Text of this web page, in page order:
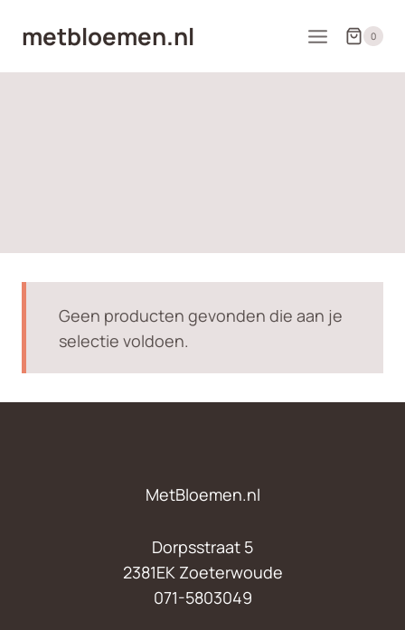
naarmetbloemen.nl 0
Geen producten gevonden die aan je
selectie voldoen.
MetBloemen.nl
Dorpsstraat 5
2381EK Zoeterwoude
071-5803049